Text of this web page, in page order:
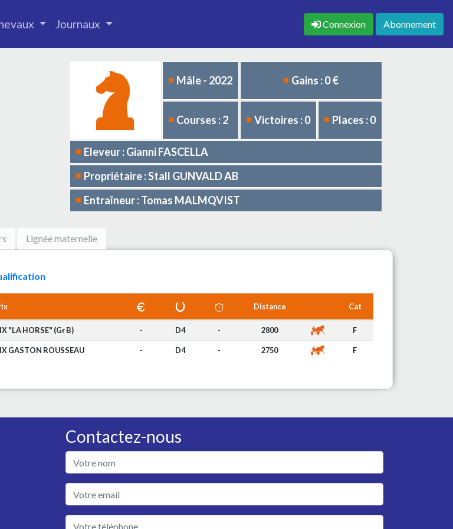
Journaux Connexion Abonnement
Mâle - 2022 Gains : 0 €
Courses : 2 Victoires : 0 Places : 0
Eleveur : Gianni FASCELLA
Propriétaire : Stall GUNVALD AB
Entraîneur : Tomas MALMQVIST
Lignée maternelle
Distance Cat
"LA HORSE" (Gr B) - D4 - 2800 F
GASTON ROUSSEAU - D4 - 2750 F
Contactez-nous